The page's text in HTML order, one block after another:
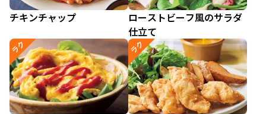
チキンチャップ
ローストビーフ風のサラダ
仕立て
ラク ラク